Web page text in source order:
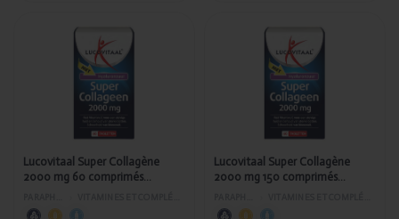
Ajouté
Lucovitaal
Super
Collagène
2000 mg 60
comprimés
Lucovitaal Super Collagène
2000 mg 60 comprimés
Ajouté
Lucovitaal
Super
Collagène
2000 mg 150
comprimés
Lucovitaal Super Collagène
2000 mg 150 comprimés